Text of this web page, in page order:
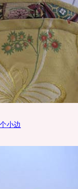
小边